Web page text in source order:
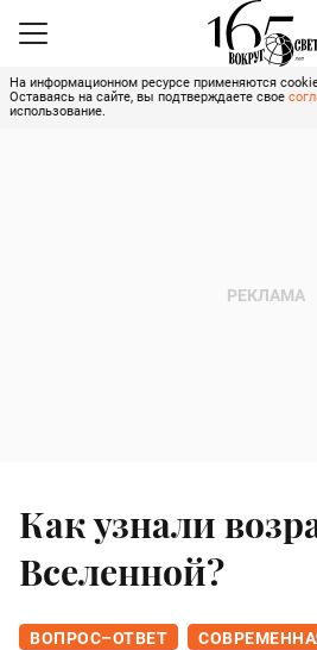
На информационном ресурсе применяются
Оставаясь на сайте, вы подтверждаете свое
использование.
Как узнали
Вселенной?
ВОПРОС–ОТВЕТ